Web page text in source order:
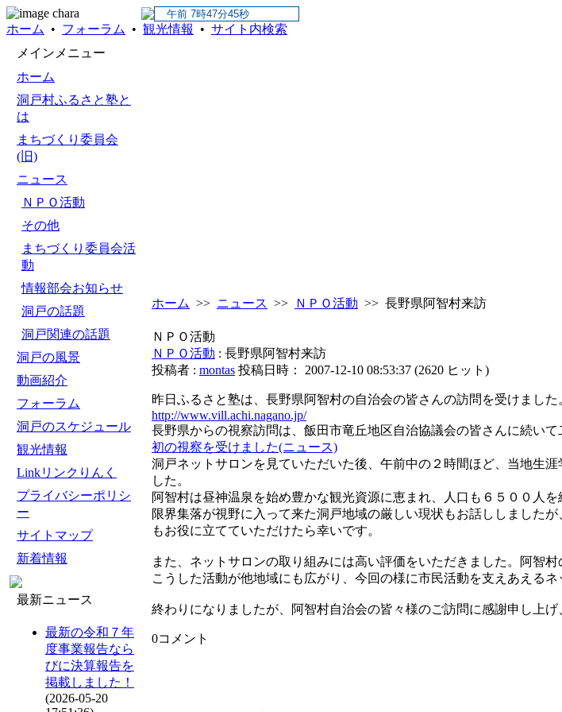
ホーム • フォーラム • 観光情報 • サイト内検索
メインメニュー
ホーム
洞戸村ふるさと塾と
は
まちづくり委員会
(旧)
ニュース
ＮＰＯ活動
その他
まちづくり委員会活
動
情報部会お知らせ
洞戸の話題
洞戸関連の話題
洞戸の風景
動画紹介
フォーラム
洞戸のスケジュール
観光情報
Linkリンクりんく
プライバシーポリシ
ー
サイトマップ
新着情報
最新ニュース
最新の令和７年
度事業報告なら
びに決算報告を
掲載しました！
(2026-05-20
ホーム >> ニュース >> ＮＰＯ活動 >> 長野県阿智村来訪
ＮＰＯ活動
ＮＰＯ活動 : 長野県阿智村来訪
投稿者 : montas 投稿日時： 2007-12-10 08:53:37 (2620 ヒット )
昨日ふるさと塾は、長野県阿智村の自治会の皆さんの訪問を受けました
http://www.vill.achi.nagano.jp/
長野県からの視察訪問は、飯田市竜丘地区自治協議会の皆さんに続いて
初の視察を受けました(ニュース)
洞戸ネットサロンを見ていただいた後、午前中の２時間ほど、当地生
した。
阿智村は昼神温泉を始め豊かな観光資源に恵まれ、人口も６５００人
限界集落が視野に入って来た洞戸地域の厳しい現状もお話ししました
もお役に立てていただけたら幸いです。
また、ネットサロンの取り組みには高い評価をいただきました。阿智
こうした活動が他地域にも広がり、今回の様に市民活動を支えあえる
終わりになりましたが、阿智村自治会の皆々様のご訪問に感謝申し上
0コメント